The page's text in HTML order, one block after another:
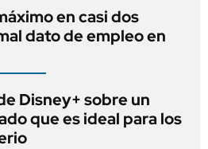
en casi dos
dato de empleo en
Disney+ sobre un
que es ideal para los